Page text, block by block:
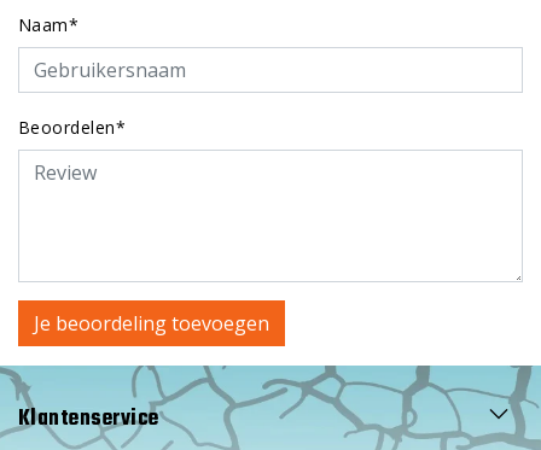
Naam*
Beoordelen*
Je beoordeling toevoegen
Klantenservice